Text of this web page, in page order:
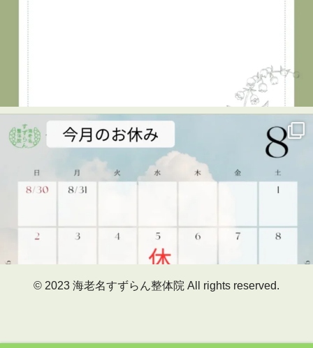
👦✨キッズタウン2026に参加しました！✨
7月29日、海老名市民活動センター ビナレッジで開催され
た「キッズタウン2026」に、海老名すずらん整体院も出展
させていただきました😊
キッズタウンは、子どもたちがさまざまな仕事を体験し、
楽しみながら学べるイベント。
当院では、「整体師のお仕事体験」を実施しました！
🔹実際に手技（マッサージ）に挑戦！
て真剣な表情に。
© 2023 海老名すずらん整体院 All rights reserved.